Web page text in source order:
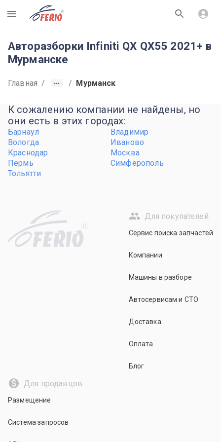
R
Авторазборки Infiniti QX QX55 2021+ в
Мурманске
Главная / / Мурманск
К сожалению компании не найдены, но
они есть в этих городах:
Барнаул
Владимир
Вологда
Иваново
Краснодар
Москва
Пермь
Симферополь
Тольятти
R
Для покупателей
Сервис поиска запчастей
Компании
Машины в разборе
Автосервисам и СТО
Доставка
Оплата
Блог
Для продавцов
Размещение
Система запросов